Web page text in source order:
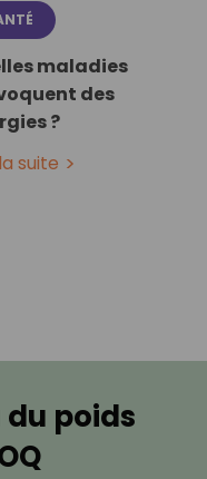
maladies
des
?
suite
du poids